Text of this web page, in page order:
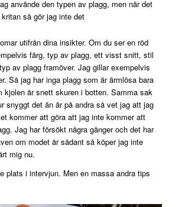
använde den typen av plagg, men när det
så gör jag inte det
utifrån dina insikter. Om du ser en röd
färg, typ av plagg, ett visst snitt, stil
av plagg framöver. Jag gillar exempelvis
Så jag har inga plagg som är ärmlösa bara
kjolen är snett skuren i botten. Samma sak
snyggt det än är på andra så vet jag att jag
kommer att göra att jag inte kommer att
Jag har försökt några gånger och det har
om modet är sådant så köper jag inte
mig nu.
plats i intervjun. Men en massa andra tips